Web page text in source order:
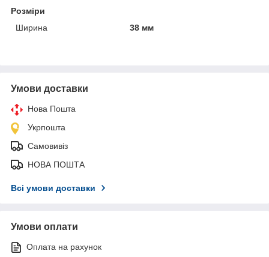
Розміри
Ширина
38 мм
Умови доставки
Нова Пошта
Укрпошта
Самовивіз
НОВА ПОШТА
Всі умови доставки
Умови оплати
Оплата на рахунок